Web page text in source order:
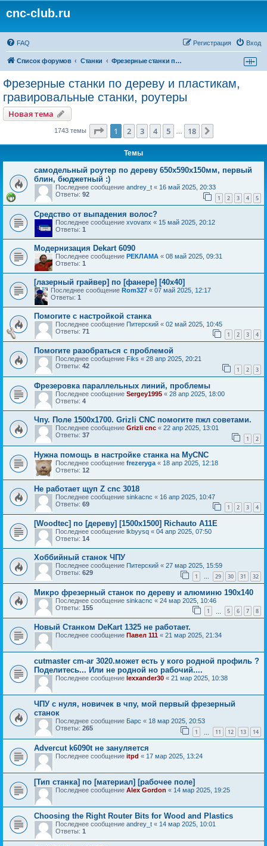
cnc-club.ru
FAQ Вход
Регистрация
Список форумов Станки Фрезерные станки по дереву и пластикам, гравировальные станки, роутеры
Фрезерные станки по дереву и пластикам,
гравировальные станки, роутеры
Новая тема
1743 темы Страница из 18
1 2 3 4 5 18
Темы
самодельный роутер по дереву 650х590х150мм, первый
блин, бюджетный :)
Последнее сообщение andrey_t « 16 май 2025, 20:33
Ответы: 92 1 2 3 4 5
Средство от выпадения волос?
Последнее сообщение xvovanx « 15 май 2025, 20:12
Ответы: 1
Модернизация Dekart 6090
Последнее сообщение РЕКЛАМА « 08 май 2025, 09:31
Ответы: 1
[лазерный грайвер] по [фанере] [40х40]
Последнее сообщение Rom327 « 07 май 2025, 12:17
Ответы: 1
Помогите с настройкой станка
Последнее сообщение Питерский « 02 май 2025, 10:45
Ответы: 71 1 2 3 4
Помогите разобраться с проблемой
Последнее сообщение Fiks « 28 апр 2025, 20:21
Ответы: 42 1 2 3
Фрезеровка параллельных линий, проблемы
Последнее сообщение Sergey1995 « 28 апр 2025, 18:00
Ответы: 4
Чпу. Поле 1500х1700. Grizli CNC помогите пжл советами.
Последнее сообщение Grizli cnc « 22 апр 2025, 13:01
Ответы: 37 1 2
Нужна помощь в настройке станка на MyCNC
Последнее сообщение frezeryga « 18 апр 2025, 12:18
Ответы: 12
Не работает щуп Z cnc 3018
Последнее сообщение sinkacnc « 16 апр 2025, 10:47
Ответы: 69 1 2 3 4
[Woodtec] по [дереву] [1500х1500] Richauto A11E
Последнее сообщение lkbyysq « 04 апр 2025, 07:50
Ответы: 14
Хоббийный станок ЧПУ
Последнее сообщение Питерский « 27 мар 2025, 15:59
Ответы: 629 1 … 29 30 31 32
Микро фрезерный станок по дереву и алюминю 190x140
Последнее сообщение sinkacnc « 24 мар 2025, 10:46
Ответы: 155 1 5 6 7 8
Новый Станком DeKart 1325 не работает.
Последнее сообщение Павел 111 « 21 мар 2025, 21:34
cutmaster cm-ar 3020.может есть у кого родной профиль ?
Поделитесь... Или не родной но рабочий....
Последнее сообщение lexxander30 « 21 мар 2025, 10:38
ЧПУ с нуля, новичек в чпу, мой первый фрезерный
станок
Последнее сообщение Барс « 18 мар 2025, 20:53
Ответы: 265 1 11 12 13 14
Advercut k6090t не зануляется
Последнее сообщение itpd « 17 мар 2025, 13:24
[Тип станка] по [материал] [рабочее поле]
Последнее сообщение Alex Gordon « 14 мар 2025, 19:25
Choosing the Right Router Bits for Wood and Plastics
Последнее сообщение andrey_t « 14 мар 2025, 10:01
Ответы: 1